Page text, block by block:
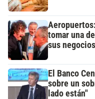
tomar una
sus negocios
El Banco
sobre un
lado están"